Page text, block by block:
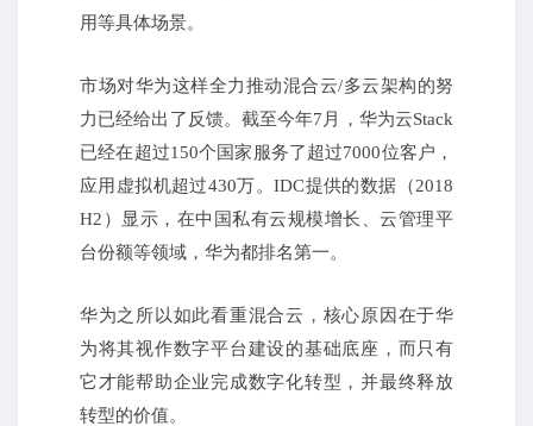
用等具体场景。
市场对华为这样全力推动混合云/多云架构的努
力已经给出了反馈。 截至今年7月，华为云Stack
已经在超过150个国家服务了超过7000位客户，
应用虚拟机超过430万。IDC提供的数据（2018
H2）显示，在中国私有云规模增长、云管理平
台份额等领域，华为都排名第一。
华为之所以如此看重混合云，核心原因在于华
为将其视作数字平台建设的基础底座，而只有
它才能帮助企业完成数字化转型，并最终释放
转型的价值。